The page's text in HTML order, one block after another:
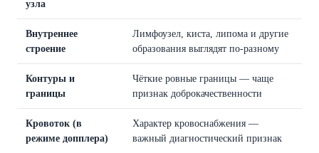
узла
Внутреннее
строение
Лимфоузел, киста, липома и другие
образования выглядят по-разному
Контуры и
границы
Чёткие ровные границы — чаще
признак доброкачественности
Кровоток (в
режиме допплера)
Характер кровоснабжения —
важный диагностический признак